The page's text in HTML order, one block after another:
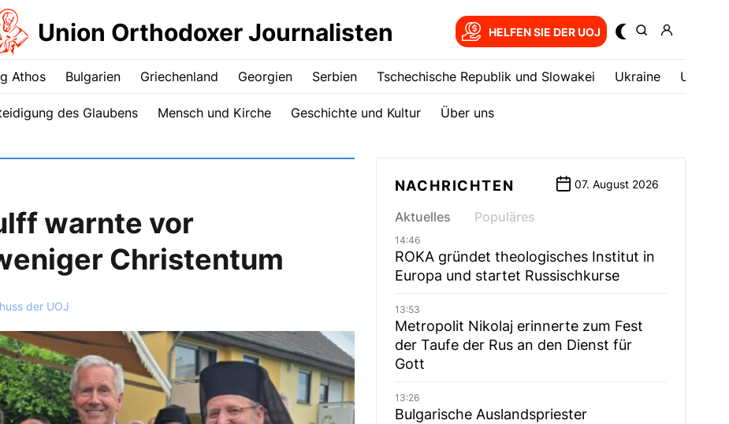
Union Orthodoxer Journalisten HELFEN SIE DER UOJ
Athos Bulgarien Griechenland Georgien Serbien Tschechische Republik und Slowakei Ukrainе USA
des Glaubens Mensch und Kirche Geschichte und Kultur Über uns
warnte vor
Christentum
der UOJ
NACHRICHTEN 07. August 2026
Aktuelles Populäres
14:46
ROKA gründet theologisches Institut in
Europa und startet Russischkurse
13:53
Metropolit Nikolaj erinnerte zum Fest
der Taufe der Rus an den Dienst für
Gott
13:26
Bulgarische Auslandspriester